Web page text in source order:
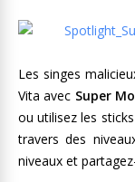
Les singes
Vita avec Super
ou utilisez les
travers des
niveaux et